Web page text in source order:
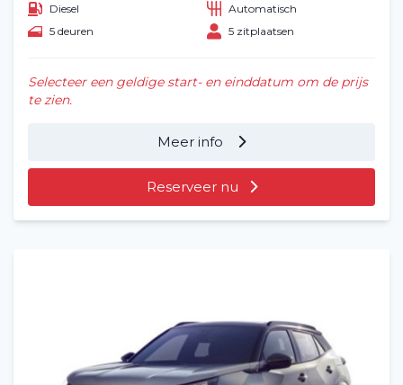
Diesel
Automatisch
5 deuren
5 zitplaatsen
Selecteer een geldige start- en einddatum om de prijs
te zien.
Meer info
Reserveer nu